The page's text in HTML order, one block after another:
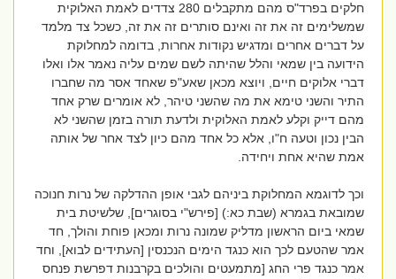
חלקים בפרד"ס מהם מתקבלים 280 צדדים לאמת האלוקית
שמשלימים זה את זה ואינם סותרים זה את זה, כשכל צד מלמד
על דברים אחרים ומדגיש נקודות אחרות, בדומה למחלוקת
הידועה בין שמאי והלל שהיתה לשם שמים עליה נאמר אלו ואלו
דברי אלוקים חיים, ויוצא מכאן שאע"פ שאחד אסר מה שחברו
התיר והשני טימא את מה שהשני טיהר, לא אומרים שרק אחד
מהם דייק וקלע לאמת האלוקית ולדעת תורה בזמן שהשני לא
הבין נכון וטעה ח"ו, אלא כל אחד מהם כיון לצד אחר של אותה
אמת שהיא אחת ויחידה.
וכך לדוגמא המחלוקת ביניהם לגבי אופן ההדלקה של נרות חנוכה
שמובאת בגמרא (שבת כא:) [פירש"י בסוגרים], שלשיטת בית
שמאי ביום הראשון מדליק שמונה נרות ומכאן פוחת והולך, חד
אמר שהטעם לכך הוא כנגד הימים הנכנסין [העתידים לבוא], וחד
אמר כנגד פרי החג [מתמעטים והולכים בקרבנות דפרשת פנחס